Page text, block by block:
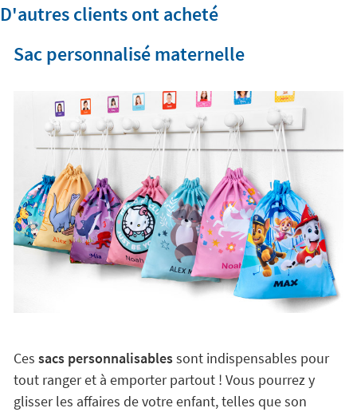
D'autres clients ont acheté
Sac personnalisé maternelle
Ces sacs personnalisablessont indispensables pour
tout ranger et à emporter partout ! Vous pourrez y
glisser les affaires de votre enfant, telles que son